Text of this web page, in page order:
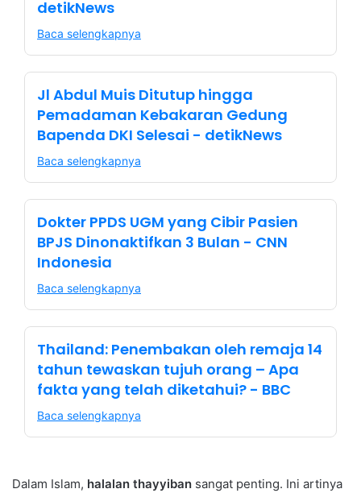
detikNews
Baca selengkapnya
Jl Abdul Muis Ditutup hingga
Pemadaman Kebakaran Gedung
Bapenda DKI Selesai - detikNews
Baca selengkapnya
Dokter PPDS UGM yang Cibir Pasien
BPJS Dinonaktifkan 3 Bulan - CNN
Indonesia
Baca selengkapnya
Thailand: Penembakan oleh remaja 14
tahun tewaskan tujuh orang – Apa
fakta yang telah diketahui? - BBC
Baca selengkapnya
Dalam Islam, halalan thayyiban sangat penting. Ini artinya